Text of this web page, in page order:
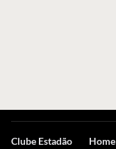
Clube Estadão Home